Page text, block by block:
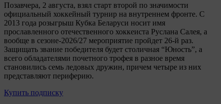
Позавчера, 2 августа, взял старт второй по значимости
официальный хоккейный турнир на внутреннем фронте. C
2013 года розыгрыш Кубка Беларуси носит имя
прославленного отечественного хоккеиста Руслана Салея, а
вообще в сезоне-2026/27 мероприятие пройдет 26-й раз.
Защищать звание победителя будет столичная “Юность”, а
всего обладателями почетного трофея в разное время
становились семь ледовых дружин, причем четыре из них
представляют периферию.
Купить подписку